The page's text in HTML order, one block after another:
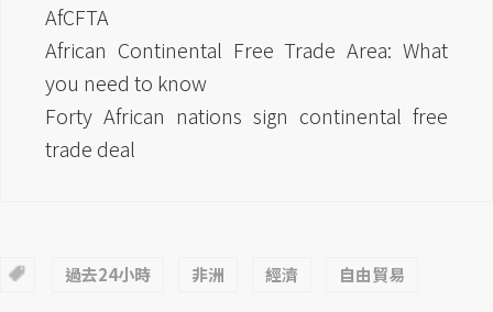
AfCFTA
African Continental Free Trade Area: What
you need to know
Forty African nations sign continental free
trade deal
過去24小時 非洲 經濟 自由貿易